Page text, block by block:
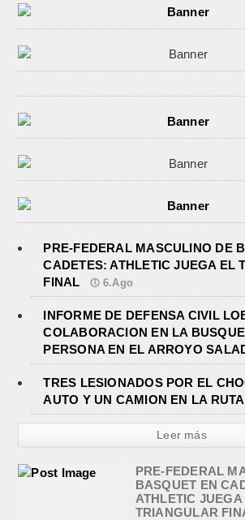
PRE-FEDERAL MASCULINO DE
CADETES: ATHLETIC JUEGA EL
FINAL
6.Ago
INFORME DE DEFENSA CIVIL
COLABORACION EN LA
PERSONA EN EL ARROYO
TRES LESIONADOS POR EL
AUTO Y UN CAMION EN LA
Leer más
PRE-FEDERAL
BASQUET EN
ATHLETIC JUEGA
TRIANGULAR